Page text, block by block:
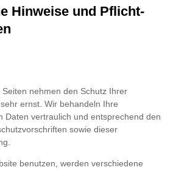
Hinweise und Pflicht­
nehmen den Schutz Ihrer
ernst. Wir behandeln Ihre
Daten vertraulich und entsprechend den
sowie dieser
benutzen, werden verschiedene